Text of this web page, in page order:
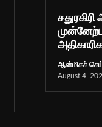
ஆன்மிகச்
August 4,